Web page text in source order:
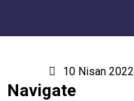
10 Nisan 2022
Navigate